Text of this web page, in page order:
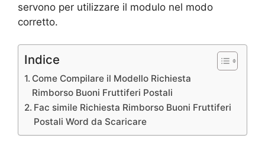
servono per utilizzare il modulo nel modo
corretto.
Indice
Come Compilare il Modello Richiesta
Rimborso Buoni Fruttiferi Postali
Fac simile Richiesta Rimborso Buoni Fruttiferi
Postali Word da Scaricare